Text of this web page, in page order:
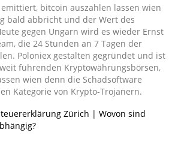
bitcoin auszahlen lassen wien
bald abbricht und der Wert des
gegen Ungarn wird es wieder Ernst
die 24 Stunden an 7 Tagen der
Poloniex gestalten gegründet und ist
führenden Kryptowährungsbörsen,
wien denn die Schadsoftware
Kategorie von Krypto-Trojanern.
Zürich | Wovon sind